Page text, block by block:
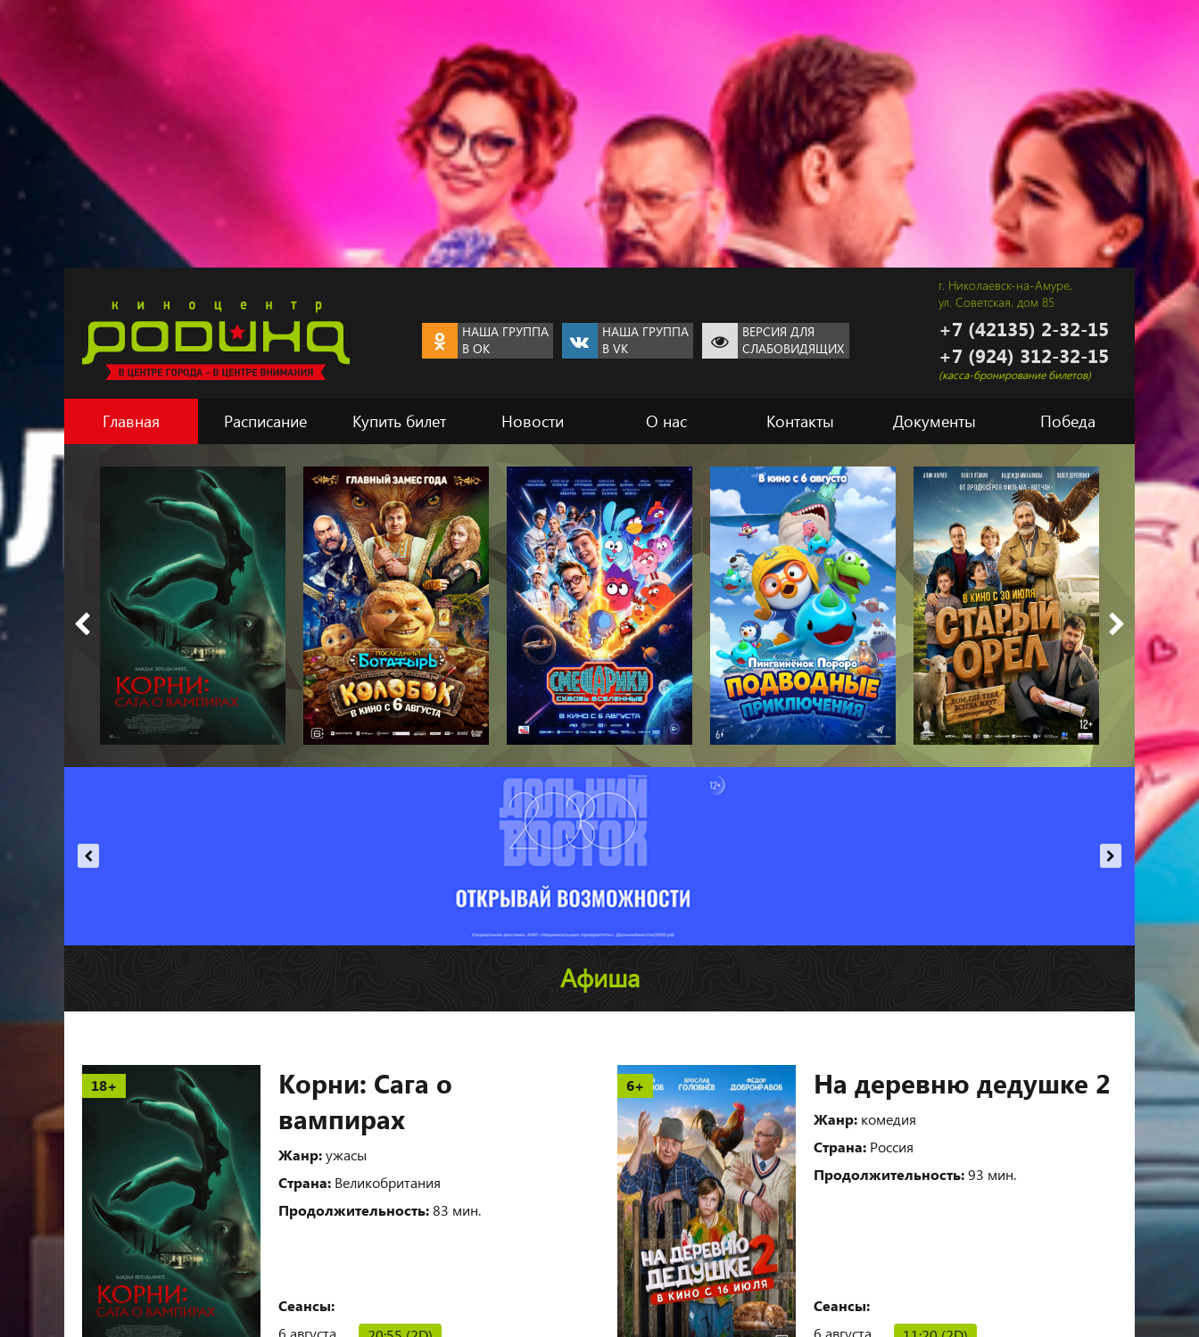
г. Николаевск-на-Амуре,
ул. Советская, дом 85
+7 (42135) 2-32-15
+7 (924) 312-32-15
(касса-бронирование билетов)
НАША ГРУППА
В OK
НАША ГРУППА
В VK
ВЕРСИЯ ДЛЯ
СЛАБОВИДЯЩИХ
Главная Расписание Купить билет Новости О нас Контакты Документы Победа
Афиша
18+
Корни: Сага о
вампирах
Жанр:ужасы
Страна: Великобритания
Продолжительность:83 мин.
Сеансы:
6 августа
6+ На деревню дедушке 2
Жанр: комедия
Страна: Россия
Продолжительность:93 мин.
Сеансы:
6 августа